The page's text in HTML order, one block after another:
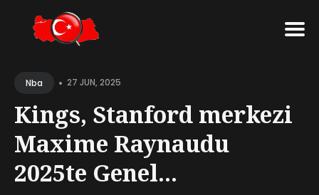
for
Blog
Nba • 27 JUN, 2025
Kings, Stanford merkezi
Maxime Raynaudu
2025te Genel...